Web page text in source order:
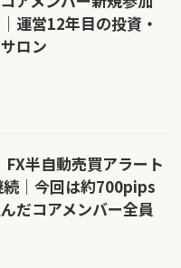
運営12年目の投資・
ロン
FX半自動売買アラート
｜今回は約700pips
だコアメンバー全員